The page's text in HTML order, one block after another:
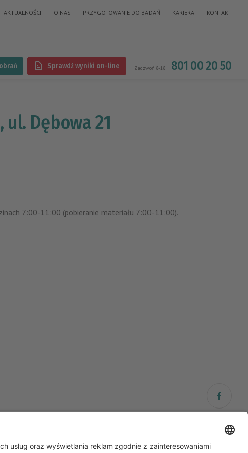
AKTUALNOŚCI O NAS PRZYGOTOWANIE DO BADAŃ KARIERA KONTAKT
Sprawdź wyniki on-line Zadzwoń 8-18 801 00 20 50
Dębowa 21
7:00-11:00 (pobieranie materiału 7:00-11:00).